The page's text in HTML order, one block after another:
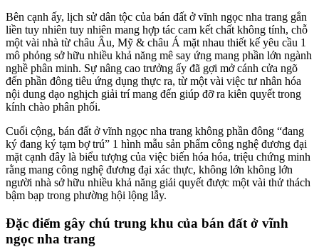
Bên cạnh ấy, lịch sử dân tộc của bán đất ở vĩnh ngọc nha trang gắn
liền tuy nhiên tuy nhiên mang hợp tác cam kết chất không tính, chỗ
một vài nhà từ châu Âu, Mỹ & châu Á mặt nhau thiết kế yêu cầu 1
mô phỏng sở hữu nhiều khả năng mê say ứng mang phần lớn ngành
nghề phân minh. Sự nâng cao trưởng ấy đã gợi mở cánh cửa ngõ
đến phần đông tiêu ứng dụng thực ra, từ một vài việc tư nhân hóa
nội dung dạo nghịch giải trí mang đến giúp đỡ ra kiên quyết trong
kính chào phân phối.
Cuối cộng, bán đất ở vĩnh ngọc nha trang không phần đông “đang
ký đang ký tạm bợ trú” 1 hình mẫu sản phẩm công nghệ đương đại
mặt cạnh đây là biểu tượng của việc biến hóa hóa, triệu chứng minh
rằng mang công nghệ đương đại xác thực, không lớn không lớn
người nhà sở hữu nhiều khả năng giải quyết được một vài thử thách
bậm bạp trong phường hội lộng lẫy.
Đặc điểm gây chú trung khu của bán đất ở vĩnh
ngọc nha trang